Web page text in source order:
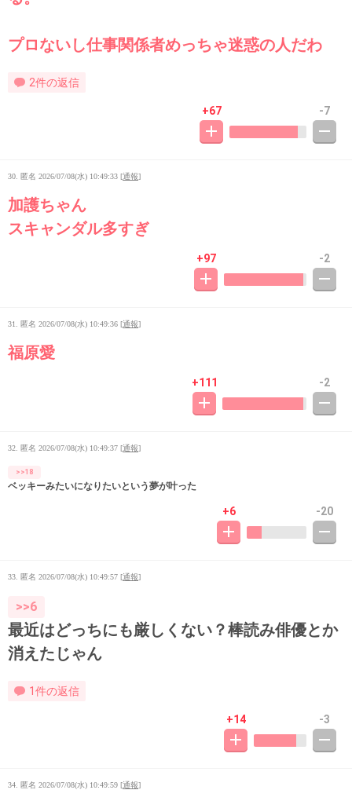
プロないし仕事関係者めっちゃ迷惑の人だわ
2件の返信
+67 -7
30. 匿名 2026/07/08(水) 10:49:33 [通報]
加護ちゃん
スキャンダル多すぎ
+97 -2
31. 匿名 2026/07/08(水) 10:49:36 [通報]
福原愛
+111 -2
32. 匿名 2026/07/08(水) 10:49:37 [通報]
>>18
ベッキーみたいになりたいという夢が叶った
+6 -20
33. 匿名 2026/07/08(水) 10:49:57 [通報]
>>6
最近はどっちにも厳しくない？棒読み俳優とか
消えたじゃん
1件の返信
+14 -3
34. 匿名 2026/07/08(水) 10:49:59 [通報]